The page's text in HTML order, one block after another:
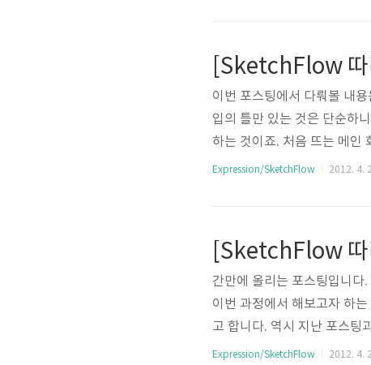
드백을 주기위해서는 좌측..
이번 포스팅에서 다뤄볼 내
입의 틀만 있는 것은 단순하
하는 것이죠. 처음 뜨는 메인
쪽에 보이는 all Terrain에 스
hR..
Expression/SketchFlow 2012. 4.
[SketchFlow
간만에 올리는 포스팅입니다
이번 과정에서 해보고자 하
고 합니다. 역시 지난 포스팅
선 Boot Screen으로 들어가
Expression/SketchFlow 2012. 4.